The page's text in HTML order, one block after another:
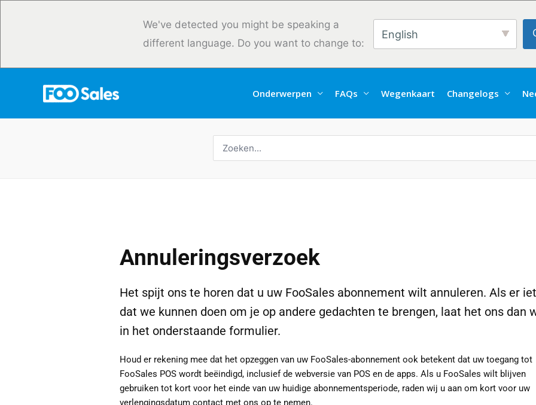
We've detected you might be speaking a
different language. Do you want to change to:
English
Onderwerpen FAQs Wegenkaart Changelogs
naar:
Annuleringsverzoek
Het spijt ons te horen dat u uw FooSales abonnement wilt annuleren. Als er
dat we kunnen doen om je op andere gedachten te brengen, laat het ons dan
in het onderstaande formulier.
Houd er rekening mee dat het opzeggen van uw FooSales-abonnement ook betekent dat uw toegang tot
FooSales POS wordt beëindigd, inclusief de webversie van POS en de apps. Als u FooSales wilt blijven
gebruiken tot kort voor het einde van uw huidige abonnementsperiode, raden wij u aan om kort voor uw
verlengingsdatum contact met ons op te nemen.